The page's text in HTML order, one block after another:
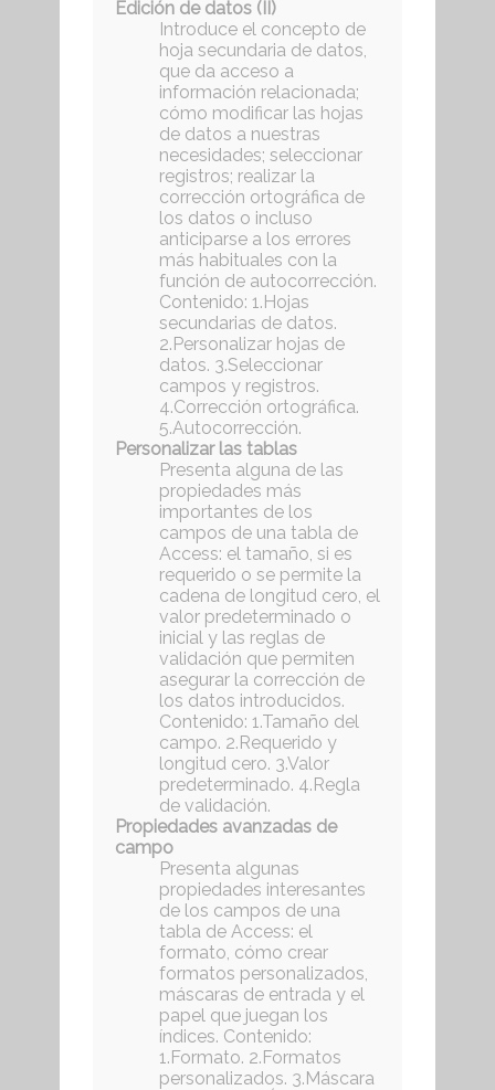
Edición de datos (II)
Introduce el concepto de
hoja secundaria de datos,
que da acceso a
información relacionada;
cómo modificar las hojas
de datos a nuestras
necesidades; seleccionar
registros; realizar la
corrección ortográfica de
los datos o incluso
anticiparse a los errores
más habituales con la
función de autocorrección.
Contenido: 1.Hojas
secundarias de datos.
2.Personalizar hojas de
datos. 3.Seleccionar
campos y registros.
4.Corrección ortográfica.
5.Autocorrección.
Personalizar las tablas
Presenta alguna de las
propiedades más
importantes de los
campos de una tabla de
Access: el tamaño, si es
requerido o se permite la
cadena de longitud cero, el
valor predeterminado o
inicial y las reglas de
validación que permiten
asegurar la corrección de
los datos introducidos.
Contenido: 1.Tamaño del
campo. 2.Requerido y
longitud cero. 3.Valor
predeterminado. 4.Regla
de validación.
Propiedades avanzadas de
campo
Presenta algunas
propiedades interesantes
de los campos de una
tabla de Access: el
formato, cómo crear
formatos personalizados,
máscaras de entrada y el
papel que juegan los
índices. Contenido:
1.Formato. 2.Formatos
personalizados. 3.Máscara